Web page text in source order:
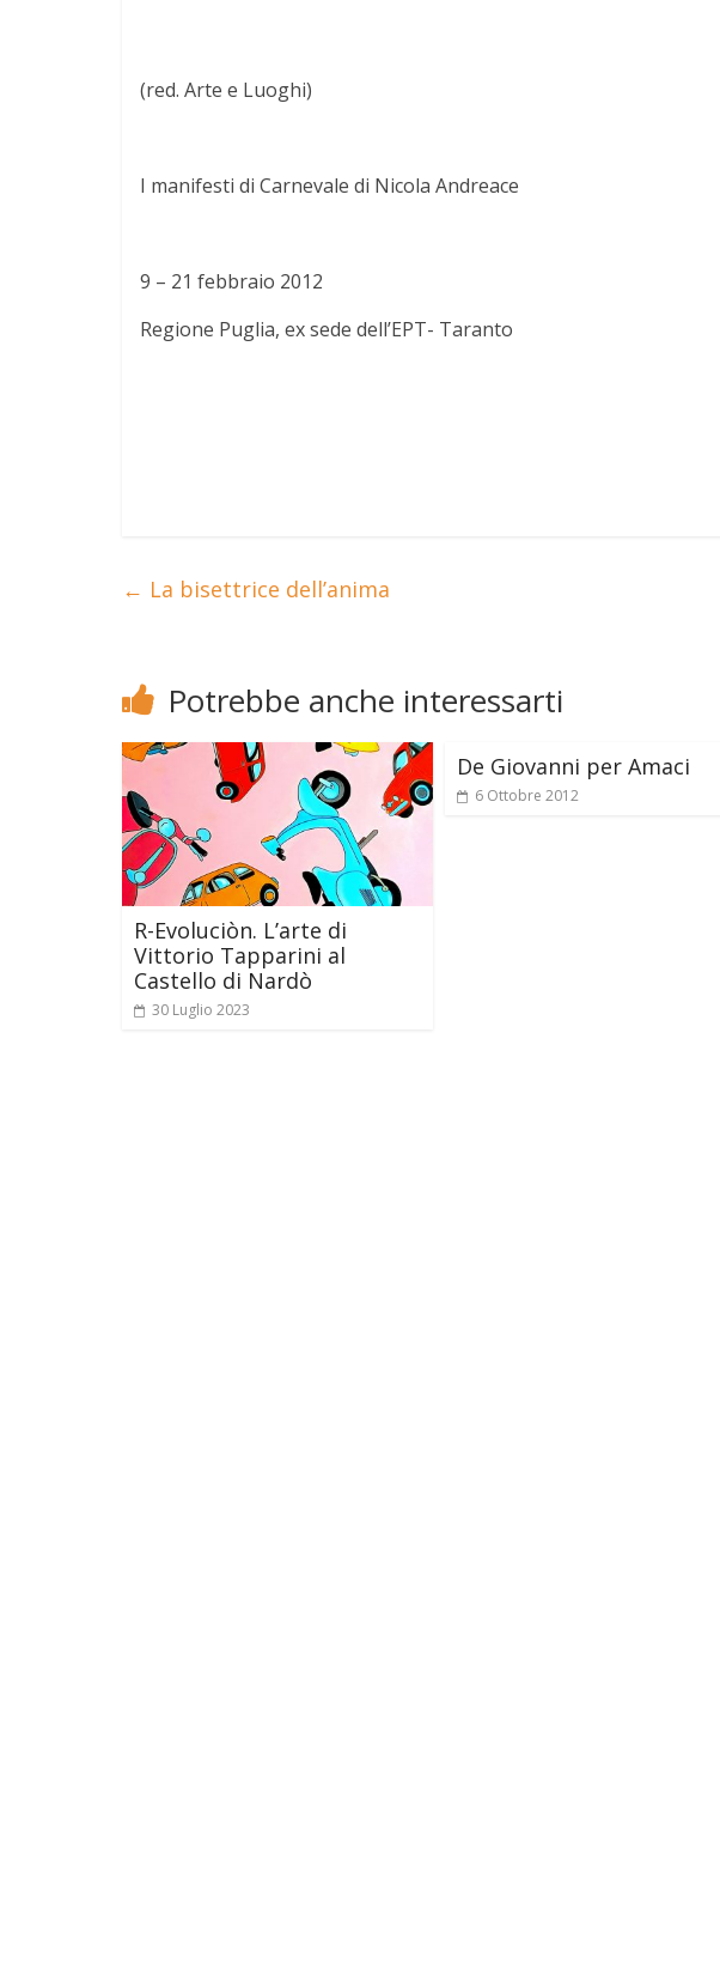
(red. Arte e Luoghi)
I manifesti di Carnevale di Nicola Andreace
9 – 21 febbraio 2012
Regione Puglia, ex sede dell’EPT- Taranto
← La bisettrice dell’anima
Potrebbe anche interessarti
R-Evoluciòn. L’arte di
Vittorio Tapparini al
Castello di Nardò
30 Luglio 2023
De Giovanni per Amaci
6 Ottobre 2012